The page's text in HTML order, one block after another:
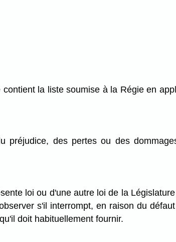
la liste soumise à la Régie en
préjudice, des pertes ou des
loi ou d'une autre loi de la
s'il interrompt, en raison du
doit habituellement fournir.